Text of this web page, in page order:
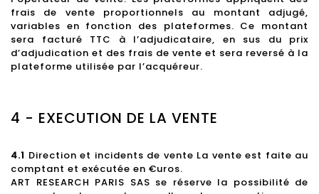
frais de vente proportionnels au montant adjugé,
variables en fonction des plateformes. Ce montant
sera facturé TTC à l’adjudicataire, en sus du prix
d’adjudication et des frais de vente et sera reversé à la
plateforme utilisée par l’acquéreur.
4 - EXECUTION DE LA VENTE
4.1 Direction et incidents de vente La vente est faite au
comptant et exécutée en €uros.
ART RESEARCH PARIS SAS se réserve la possibilité de